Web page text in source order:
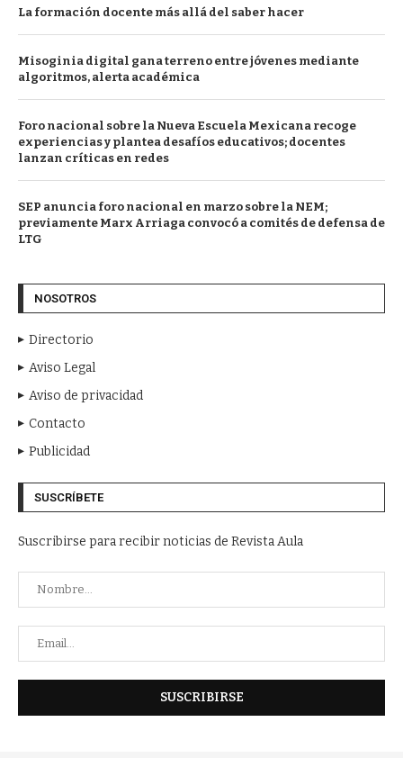
La formación docente más allá del saber hacer
Misoginia digital gana terreno entre jóvenes mediante
algoritmos, alerta académica
Foro nacional sobre la Nueva Escuela Mexicana recoge
experiencias y plantea desafíos educativos; docentes
lanzan críticas en redes
SEP anuncia foro nacional en marzo sobre la NEM;
previamente Marx Arriaga convocó a comités de defensa de
LTG
NOSOTROS
Directorio
Aviso Legal
Aviso de privacidad
Contacto
Publicidad
SUSCRÍBETE
Suscribirse para recibir noticias de Revista Aula